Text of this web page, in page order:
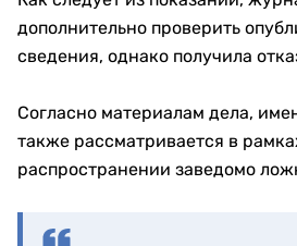
дополнительно проверить
сведения, однако получила
Согласно материалам дела,
также рассматривается в
распространении заведомо